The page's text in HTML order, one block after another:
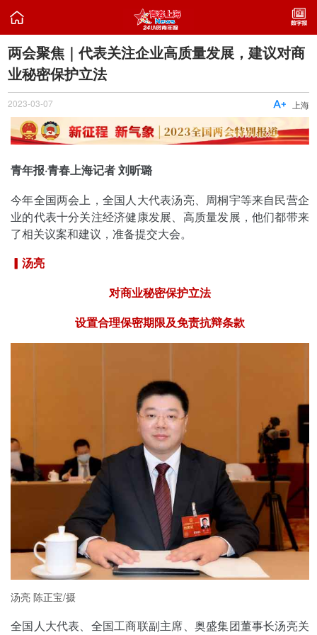

两会聚焦｜代表关注企业高质量发展，建议对商
业秘密保护立法
2023-03-07 上海

青年报·青春上海记者 刘昕璐
今年全国两会上，全国人大代表汤亮、周桐宇等来自民营企
业的代表十分关注经济健康发展、高质量发展，他们都带来
了相关议案和建议，准备提交大会。
▎汤亮
对商业秘密保护立法
设置合理保密期限及免责抗辩条款
汤亮 陈正宝/摄
全国人大代表、全国工商联副主席、奥盛集团董事长汤亮关